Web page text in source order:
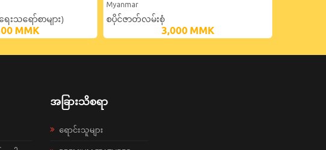
းသရော်စာများ)
MMK
Myanmar
စပိုင်ဇာတ်လမ်းစုံ
3,000 MMK
အခြားသိစရာ
ရောင်းသူများ